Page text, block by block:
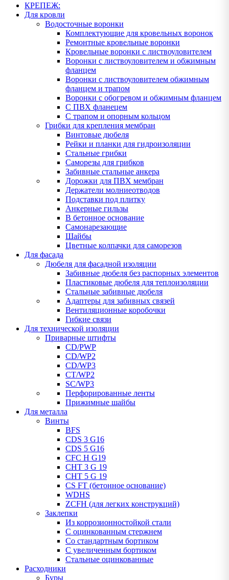
КРЕПЕЖ:
Для кровли
Водосточные воронки
Комплектующие для кровельных воронок
Ремонтные кровельные воронки
Кровельные воронки с листвоуловителем
Воронки с листвоуловителем и обжимным
фланцем
Воронки с листвоуловителем обжимным
фланцем и трапом
Воронки с обогревом и обжимным фланцем
С ПВХ фланецем
С трапом и опорным кольцом
Грибки для крепления мембран
Винтовые дюбеля
Рейки и планки для гидроизоляции
Стальные грибки
Саморезы для грибков
Забивные стальные анкера
Дорожки для ПВХ мембран
Держатели молниеотводов
Подставки под плитку
Анкерные гильзы
В бетонное основание
Самонарезающие
Шайбы
Цветные колпачки для саморезов
Для фасада
Дюбеля для фасадной изоляции
Забивные дюбеля без распорных элементов
Пластиковые дюбеля для теплоизоляции
Стальные забивные дюбеля
Адаптеры для забивных связей
Вентиляционные коробочки
Гибкие связи
Для технической изоляции
Приварные штифты
CD/PWP
CD/WP2
CD/WP3
CT/WP2
SC/WP3
Перфорированные ленты
Прижимные шайбы
Для металла
Винты
BFS
CDS 3 G16
CDS 5 G16
CFC H G19
CHT 3 G 19
CHT 5 G 19
CS FT (бетонное основание)
WDHS
ZCFH (для легких конструкций)
Заклепки
Из коррозионностойкой стали
С оцинкованным стержнем
Со стандартным бортиком
С увеличенным бортиком
Стальные оцинкованные
Расходники
Буры